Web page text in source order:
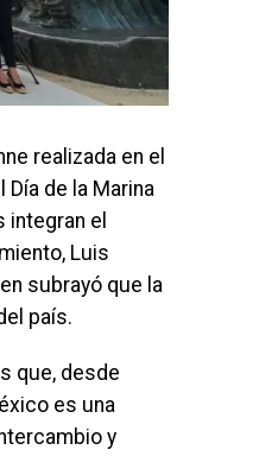
realizada en el
de la Marina
el
Luis
subrayó que la
país.
que, desde
es una
y